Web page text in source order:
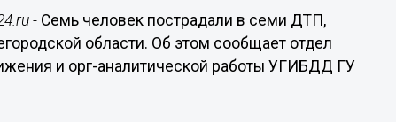
- Семь человек пострадали в семи ДТП,
области. Об этом сообщает отдел
и орг-аналитической работы УГИБДД ГУ